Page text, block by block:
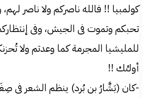
كولمبيا !! فالله ناصركم ولا ناصر
تحبكم وتموت فی الجيش، وفی
للمليشيا المجرمة كما وعدتم ولا
أولٸك !!
-كان (بَشَّارُ بن بُرد) ينظم الشعر فی